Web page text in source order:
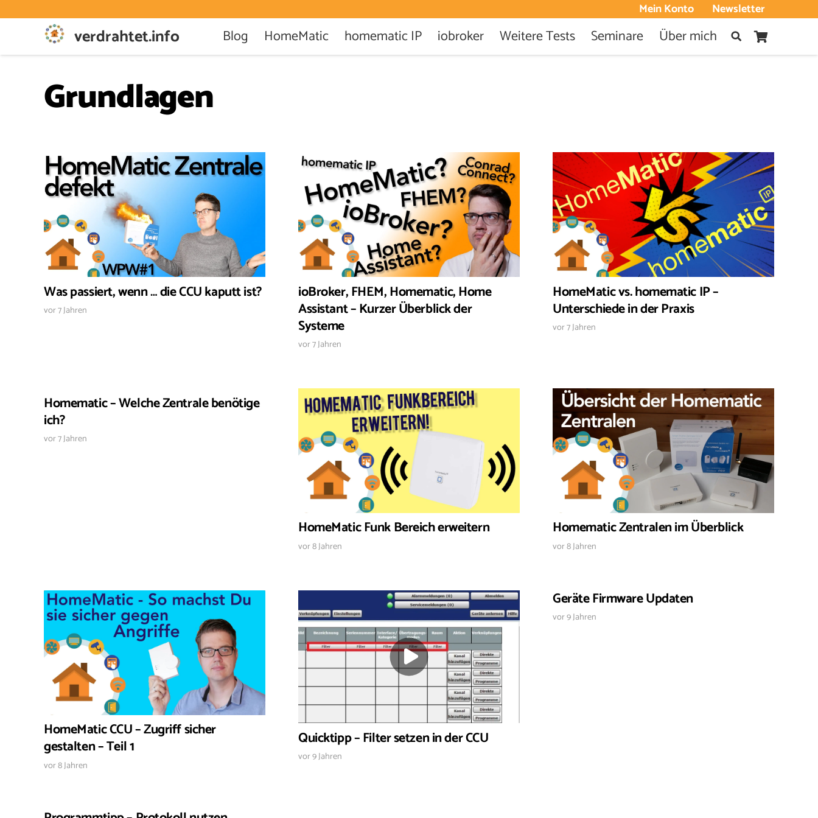
Mein Konto Newsletter
verdrahtet.info Blog HomeMatic homematic IP iobroker Weitere Tests Seminare Über mich
Grundlagen
Was passiert, wenn … die CCU kaputt ist?
vor 7 Jahren
ioBroker, FHEM, Homematic, Home
Assistant – Kurzer Überblick der
Systeme
vor 7 Jahren
HomeMatic vs. homematic IP –
Unterschiede in der Praxis
vor 7 Jahren
Homematic – Welche Zentrale benötige
ich?
vor 7 Jahren
HomeMatic Funk Bereich erweitern
vor 8 Jahren
Homematic Zentralen im Überblick
vor 8 Jahren
HomeMatic CCU – Zugriff sicher
gestalten – Teil 1
vor 8 Jahren
Quicktipp – Filter setzen in der CCU
vor 9 Jahren
Geräte Firmware Updaten
vor 9 Jahren